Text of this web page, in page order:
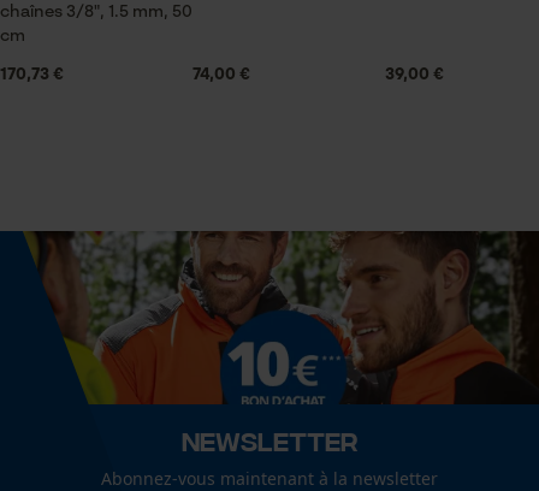
doux, extensible
Spécifications techniques
Lubrification automatique de la chaîne
Haute qualité, Doux, Réchauffant, élastique, régulant
chaînes 3/8", 1.5 mm, 50
cm
170,73 € 74,00 € 39,00 €
Newsletter
Abonnez-vous maintenant à la newsletter
Cookies statistiques
Fact-Finder Tracking
Cookies de performance et de
fonctionnalité
Loop54 Personalization